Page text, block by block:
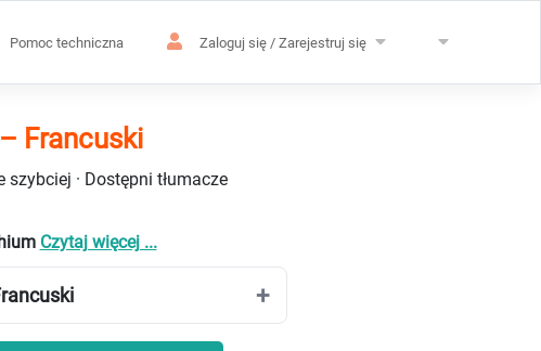
Pomoc techniczna Zaloguj się / Zarejestruj się
Francuski
· Dostępni tłumacze
Czytaj więcej ...